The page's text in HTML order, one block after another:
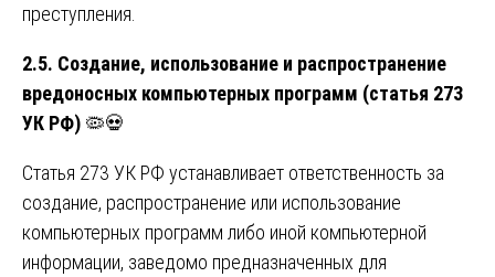
преступления.
2.5. Создание, использование и распространение
вредоносных компьютерных программ (статья 273
УК РФ) 🦠💀
Статья 273 УК РФ устанавливает ответственность за
создание, распространение или использование
компьютерных программ либо иной компьютерной
информации, заведомо предназначенных для